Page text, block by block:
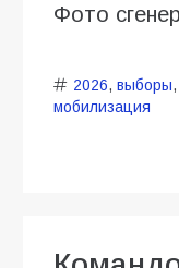
Фото
2026, выборы,
мобилизация